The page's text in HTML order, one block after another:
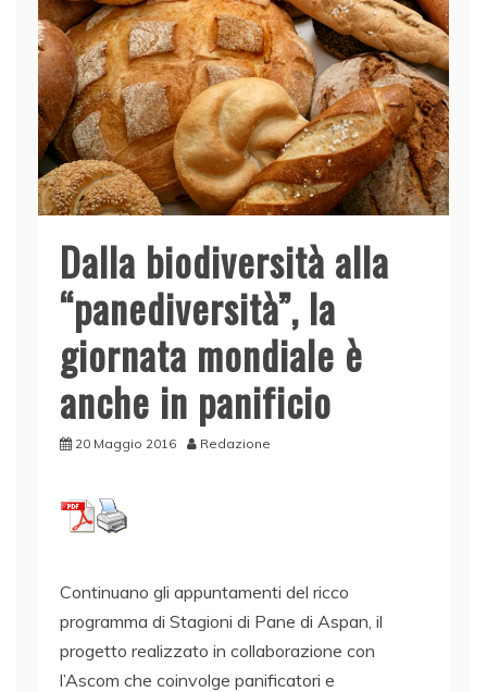
Dalla biodiversità alla
“panediversità”, la
giornata mondiale è
anche in panificio
20 Maggio 2016 Redazione
Continuano gli appuntamenti del ricco
programma di Stagioni di Pane di Aspan, il
progetto realizzato in collaborazione con
l’Ascom che coinvolge panificatori e